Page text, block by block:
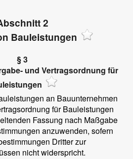
2
Bauleistungen
§ 3
und Vertragsordnung für
an Bauunternehmen
für Bauleistungen
Fassung nach Maßgabe
anzuwenden, sofern
Dritter zur
nicht widerspricht.